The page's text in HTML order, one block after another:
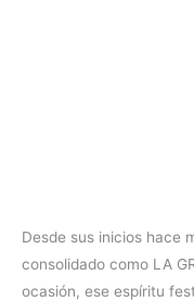
Desde sus inicios hace
consolidado como LA
ocasión, ese espíritu